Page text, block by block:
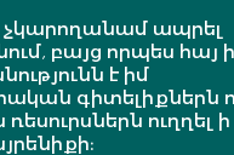
չկարողանամ ապրել
բայց որպես հայ
է իմ
գիտելիքներն
ուղղել ի